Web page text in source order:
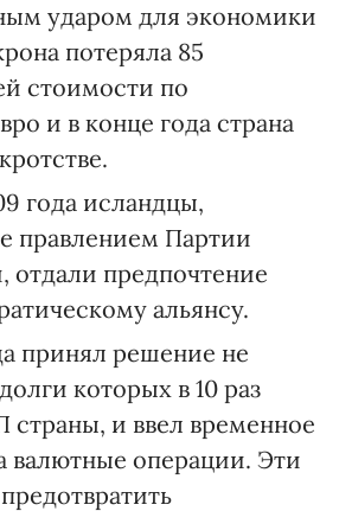
ударом для экономики
потеряла 85
стоимости по
и в конце года страна
года исландцы,
правлением Партии
отдали предпочтение
альянсу.
принял решение не
которых в 10 раз
и ввел временное
валютные операции. Эти